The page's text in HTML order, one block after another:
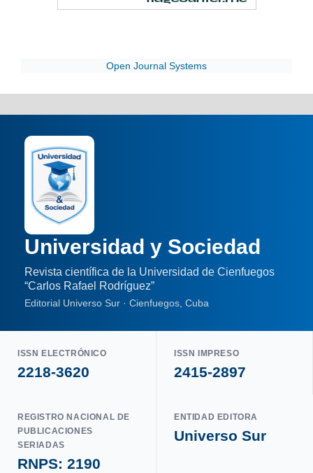
Open Journal Systems
Universidad y Sociedad
Revista científica de la Universidad de Cienfuegos
“Carlos Rafael Rodríguez”
Editorial Universo Sur · Cienfuegos, Cuba
ISSN ELECTRÓNICO
2218-3620
ISSN IMPRESO
2415-2897
REGISTRO NACIONAL DE
PUBLICACIONES
SERIADAS
RNPS: 2190
ENTIDAD EDITORA
Universo Sur